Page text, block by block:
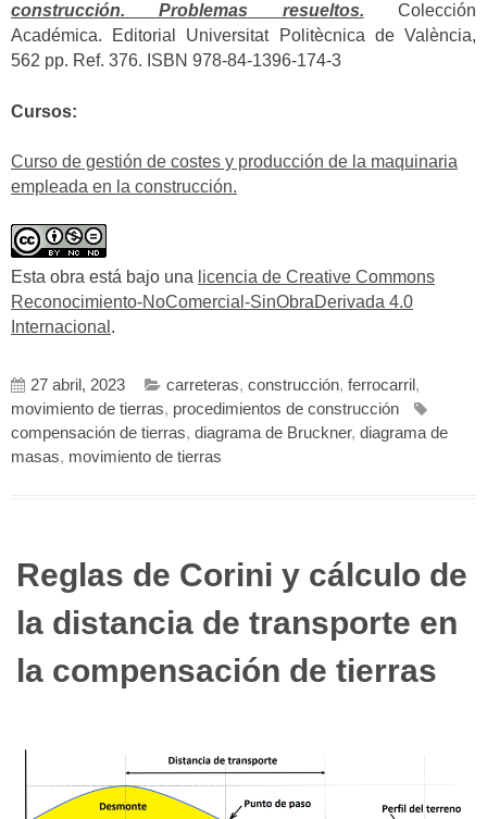
construcción. Problemas resueltos. Colección
Académica. Editorial Universitat Politècnica de València,
562 pp. Ref. 376. ISBN 978-84-1396-174-3
Cursos:
Curso de gestión de costes y producción de la maquinaria
empleada en la construcción.
Esta obra está bajo una licencia de Creative Commons
Reconocimiento-NoComercial-SinObraDerivada 4.0
Internacional .
27 abril, 2023 carreteras, construcción, ferrocarril ,
movimiento de tierras, procedimientos de construcción
compensación de tierras, diagrama de Bruckner, diagrama de
masas, movimiento de tierras
Reglas de Corini y cálculo de
la distancia de transporte en
la compensación de tierras